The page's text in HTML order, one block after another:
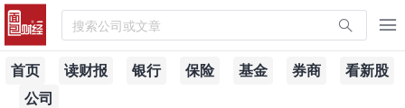
搜索公司或文章
首页 读财报 银行 保险 基金 券商
看新股
公司